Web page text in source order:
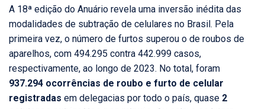
A 18ª edição do Anuário revela uma inversão inédita das
modalidades de subtração de celulares no Brasil. Pela
primeira vez, o número de furtos superou o de roubos de
aparelhos, com 494.295 contra 442.999 casos,
respectivamente, ao longo de 2023. No total, foram
937.294 ocorrências de roubo e furto de celular
registradas em delegacias por todo o país, quase 2